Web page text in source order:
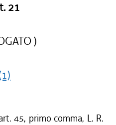
21
)
45, primo comma, L. R.